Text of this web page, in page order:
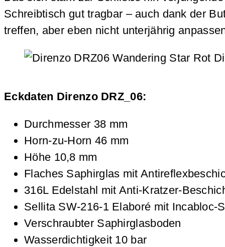
Schreibtisch gut tragbar – auch dank der
treffen, aber eben nicht unterjährig
Eckdaten Direnzo DRZ_06:
Durchmesser 38 mm
Horn-zu-Horn 46 mm
Höhe 10,8 mm
Flaches Saphirglas mit
316L Edelstahl mit Anti-Kratzer-
Sellita SW-216-1 Elaboré mit Incabloc-
Verschraubter Saphirglasboden
Wasserdichtigkeit 10 bar